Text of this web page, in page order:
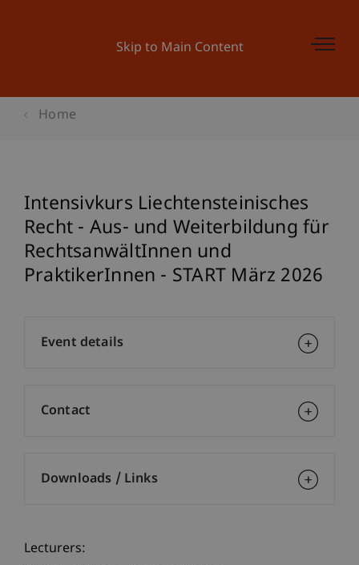
Skip to Main Content
Home
Intensivkurs Liechtensteinisches
Recht - Aus- und Weiterbildung für
RechtsanwältInnen und
PraktikerInnen - START März 2026
Lecturers:
Event details
Contact
Downloads / Links